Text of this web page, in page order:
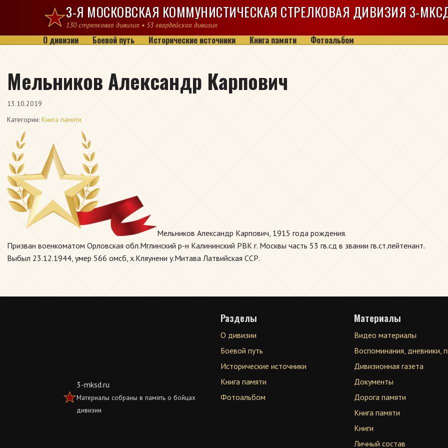
Перейти к содержимому3-Я МОСКОВСКАЯ КОММУНИСТИЧЕСКАЯ СТРЕЛКОВАЯ ДИВИЗИЯ 3-
130 стрелковая дивизия • 53 гвардейская дивизия
О дивизии Боевой путь Исторические источники Книга памяти Фотоальбом
Мельников Александр Карпович
13.10.2019
Категории: Книга памяти
Мельников Александр Карпович, 1915 года рождения.
Призван военкоматом Орловская обл.Мглинский р-н Калининский РВК г. Москвы часть 53 гв.сд в звании гв.ст.лейтенант.
Выбыл 23.12.1944, умер 566 омсб, х.Кляунени у.Митава Латвийская ССР.
3-mksd.ru
Материалы собраны в память о бойцах
дивизии
Разделы
О дивизии
Боевой путь
Исторические источники
Книга памяти
Фотоальбом
Материалы
Видео материалы
Воспоминания, дневники,
Дивизионная газета
Документы
Дорога памяти
Книга памяти
Книги
Личный состав